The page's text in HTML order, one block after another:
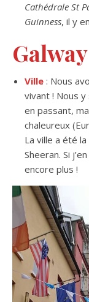
Cathédrale St
Guinness, il y
Galway
Ville : Nous
vivant ! Nous
en passant,
chaleureux
La ville a été
Sheeran. Si
encore plus !